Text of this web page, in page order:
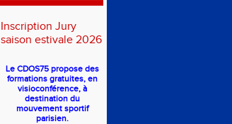
Inscription Jury
saison estivale 2026
Le CDOS75 propose des
formations gratuites, en
visioconférence, à
destination du
mouvement sportif
parisien.